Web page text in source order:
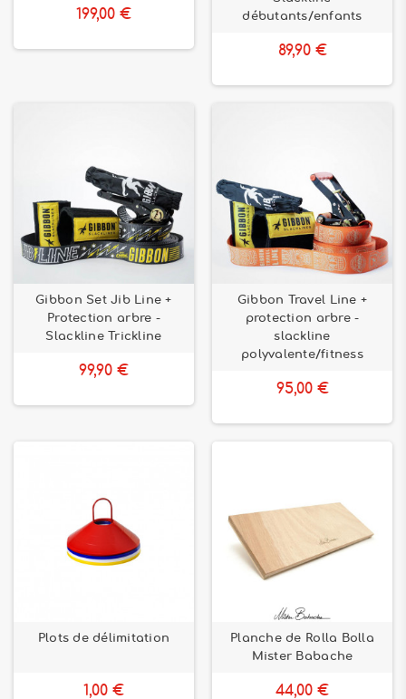
199,00 €
débutants/enfants
89,90 €
Gibbon Set Jib Line +
Protection arbre -
Slackline Trickline
99,90 €
Gibbon Travel Line +
protection arbre -
slackline
polyvalente/fitness
95,00 €
Plots de délimitation
1,00 €
Planche de Rolla Bolla
Mister Babache
44,00 €